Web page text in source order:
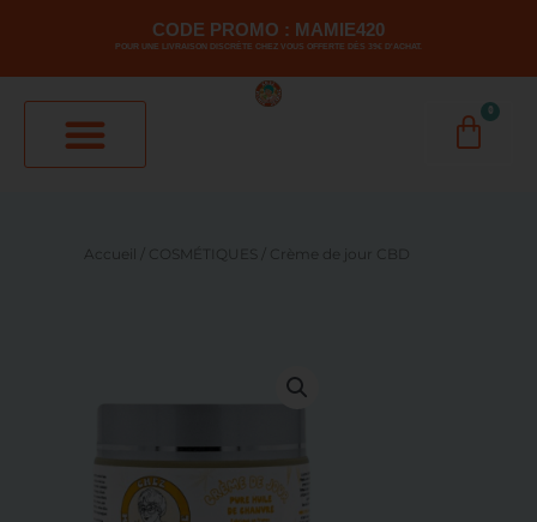
CODE PROMO : MAMIE420
POUR UNE LIVRAISON DISCRÈTE CHEZ VOUS OFFERTE DÈS 39€ D'ACHAT.
0
Accueil COSMÉTIQUES / Crème de jour CBD